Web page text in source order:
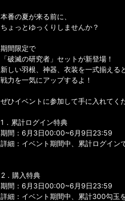
本番の夏が来る前に、
ちょっとゆっくりしませんか？
期間限定で
「破滅の研究者」セットが新登場！
新しい羽根、神器、衣装を一式揃えると
戦力を一気にアップするよ！
ぜひイベントに参加して手に入れてく
1．累計ログイン特典
期間：6月3日00:00~6月9日23:59
詳細：イベント期間中、累計ログイン
2．購入特典
期間：6月3日00:00~6月9日23:59
詳細：イベント期間中、累計300勾玉